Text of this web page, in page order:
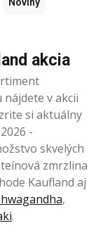
akcia
v akcii
si aktuálny
-
skvelých
zmrzlina
Kaufland aj
,
.